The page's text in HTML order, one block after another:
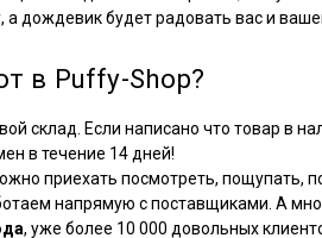
а дождевик будет радовать вас и
в Puffy-Shop?
склад. Если написано что товар в
в течение 14 дней!
приехать посмотреть, пощупать,
напрямую с поставщиками. А
, уже более 10 000 довольных